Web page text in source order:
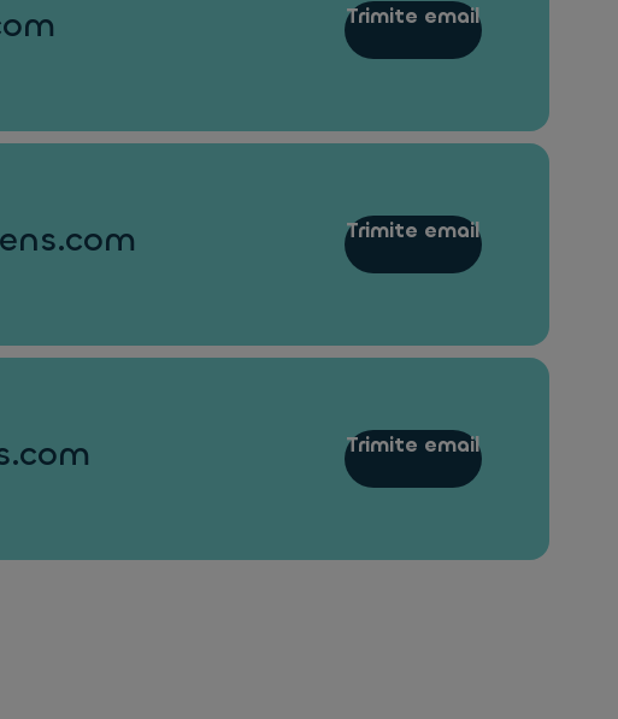
Trimite email
Trimite email
Trimite email